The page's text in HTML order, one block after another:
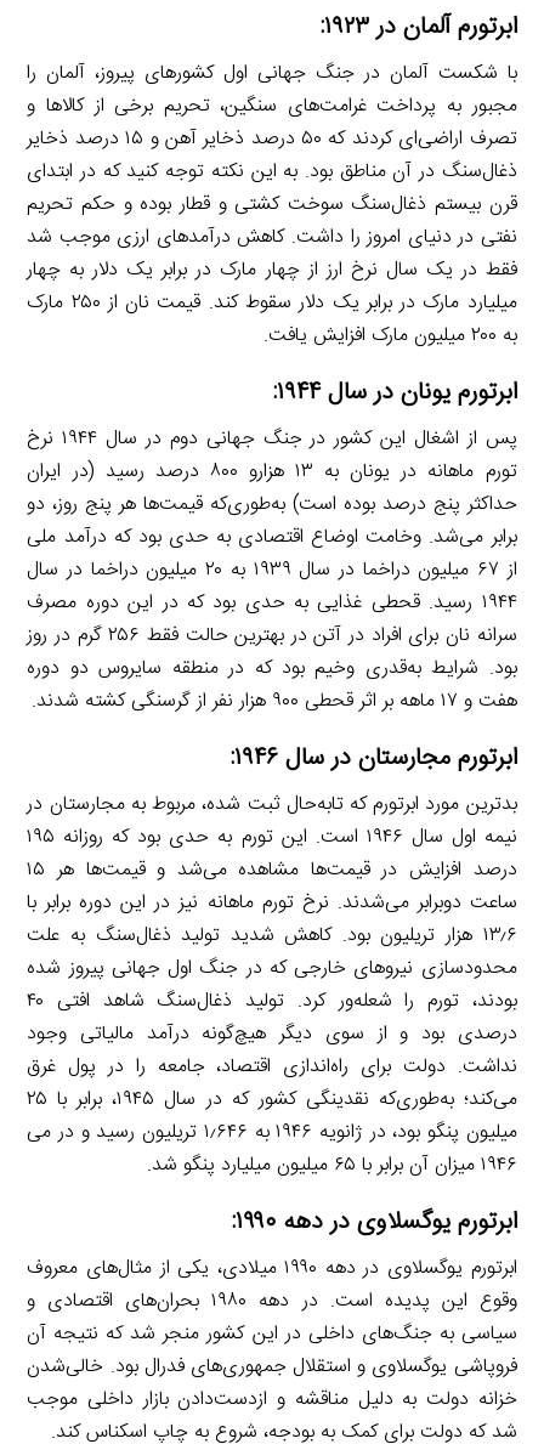
ابرتورم آلمان در ۱۹۲۳:
با شکست آلمان در جنگ جهانی اول کشورهای پیروز، آلمان را
مجبور به پرداخت غرامت‌های سنگین، تحریم برخی از کالاها و
تصرف اراضی‌ای کردند که ۵۰ درصد ذخایر آهن و ۱۵ درصد ذخایر
ذغال‌سنگ در آن مناطق بود. به این نکته توجه کنید که در ابتدای
قرن بیستم ذغال‌سنگ سوخت کشتی و قطار بوده و حکم تحریم
نفتی در دنیای امروز را داشت. کاهش درآمدهای ارزی موجب شد
فقط در یک سال نرخ ارز از چهار مارک در برابر یک دلار به چهار
میلیارد مارک در برابر یک دلار سقوط کند. قیمت نان از ۲۵۰ مارک
به ۲۰۰ میلیون مارک افزایش یافت.
ابرتورم یونان در سال ۱۹۴۴:
پس از اشغال این کشور در جنگ جهانی دوم در سال ۱۹۴۴ نرخ
تورم ماهانه در یونان به ۱۳ هزارو ۸۰۰ درصد رسید (در ایران
حداکثر پنج درصد بوده است) به‌طوری‌که قیمت‌ها هر پنج روز، دو
برابر می‌شد. وخامت اوضاع اقتصادی به حدی بود که درآمد ملی
از ۶۷ میلیون دراخما در سال ۱۹۳۹ به ۲۰ میلیون دراخما در سال
۱۹۴۴ رسید. قحطی غذایی به حدی بود که در این دوره مصرف
سرانه نان برای افراد در آتن در بهترین حالت فقط ۲۵۶ گرم در روز
بود. شرایط به‌قدری وخیم بود که در منطقه سایروس دو دوره
هفت و ۱۷ ماهه بر اثر قحطی ۹۰۰ هزار نفر از گرسنگی کشته شدند.
ابرتورم مجارستان در سال ۱۹۴۶:
بدترین مورد ابرتورم که تابه‌حال ثبت شده، مربوط به مجارستان در
نیمه اول سال ۱۹۴۶ است. این تورم به حدی بود که روزانه ۱۹۵
درصد افزایش در قیمت‌ها مشاهده می‌شد و قیمت‌ها هر ۱۵
ساعت دوبرابر می‌شدند. نرخ تورم ماهانه نیز در این دوره برابر با
۱۳٫۶ هزار تریلیون بود. کاهش شدید تولید ذغال‌سنگ به علت
محدودسازی نیروهای خارجی که در جنگ اول جهانی پیروز شده
بودند، تورم را شعله‌ور کرد. تولید ذغال‌سنگ شاهد افتی ۴۰
درصدی بود و از سوی دیگر هیچ‌گونه درآمد مالیاتی وجود
نداشت. دولت برای راه‌اندازی اقتصاد، جامعه را در پول غرق
می‌کند؛ به‌طوری‌که نقدینگی کشور که در سال ۱۹۴۵، برابر با ۲۵
میلیون پنگو بود، در ژانویه ۱۹۴۶ به ۱٫۶۴۶ تریلیون رسید و در می
۱۹۴۶ میزان آن برابر با ۶۵ میلیون میلیارد پنگو شد.
ابرتورم یوگسلاوی در دهه ۱۹۹۰:
ابرتورم یوگسلاوی در دهه ۱۹۹۰ میلادی، یکی از مثال‌های معروف
وقوع این پدیده است. در دهه ۱۹۸۰ بحران‌های اقتصادی و
سیاسی به جنگ‌های داخلی در این کشور منجر شد که نتیجه آن
فروپاشی یوگسلاوی و استقلال جمهوری‌های فدرال بود. خالی‌شدن
خزانه دولت به دلیل مناقشه و ازدست‌دادن بازار داخلی موجب
شد که دولت برای کمک به بودجه، شروع به چاپ اسکناس کند.